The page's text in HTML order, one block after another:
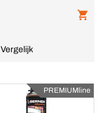
Vergelijk
PREMIUMline